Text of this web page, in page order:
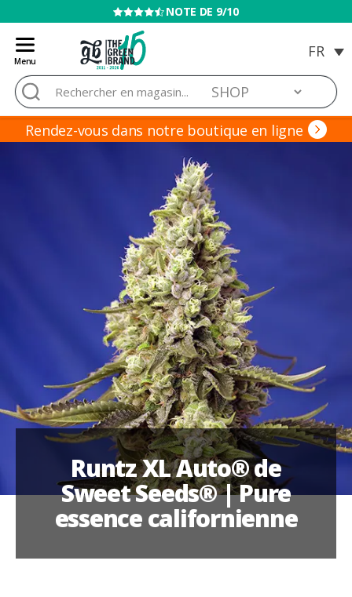
VENTE INTERDITE AUX MINEURS
Menu
Blog
de
Grow
Barato
Rechercher :
Rendez-vous dans notre boutique en ligne
Runtz XL Auto® de
Sweet Seeds® | Pure
essence californienne